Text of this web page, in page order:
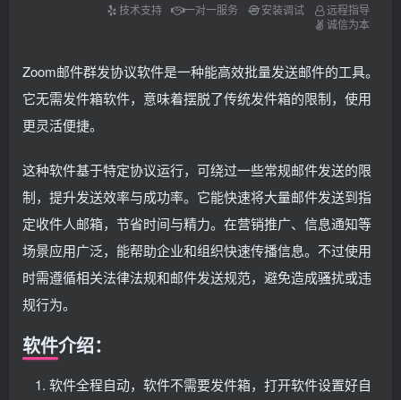
技术支持 一对一服务 安装调试
远程指导
诚信为本
Zoom邮件群发协议软件是一种能高效批量发送邮件的工具。
它无需发件箱软件，意味着摆脱了传统发件箱的限制，使用
更灵活便捷。
这种软件基于特定协议运行，可绕过一些常规邮件发送的限
制，提升发送效率与成功率。它能快速将大量邮件发送到指
定收件人邮箱，节省时间与精力。在营销推广、信息通知等
场景应用广泛，能帮助企业和组织快速传播信息。不过使用
时需遵循相关法律法规和邮件发送规范，避免造成骚扰或违
规行为。
软件介绍：
软件全程自动，软件不需要发件箱，打开软件设置好自